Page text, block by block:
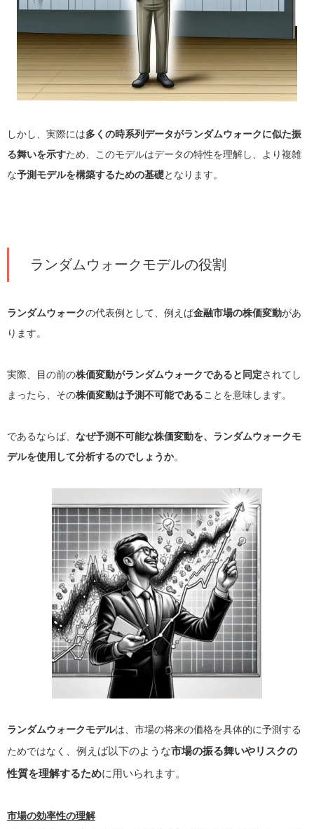
しかし、実際には多くの時系列データがランダムウォークに似た振
る舞いを示すため、このモデルはデータの特性を理解し、より複雑
な予測モデルを構築するための基礎となります。
ランダムウォークモデルの役割
ランダムウォークの代表例として、例えば金融市場の株価変動があ
ります。
実際、目の前の株価変動がランダムウォークであると同定されてし
まったら、その株価変動は予測不可能であることを意味します。
であるならば、 なぜ予測不可能な株価変動を、ランダムウォークモ
デルを使用して分析するのでしょうか。
ランダムウォークモデルは、市場の将来の価格を具体的に予測する
ためではなく
、例えば以下のような市場の振る舞いやリスクの
性質を理解するために用いられます。
市場の効率性の理解